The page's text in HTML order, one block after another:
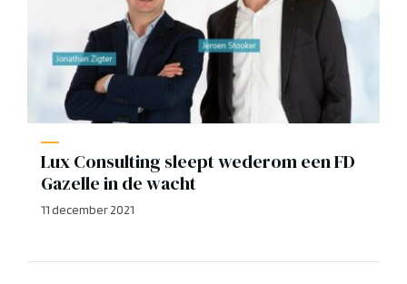
Lux Consulting sleept wederom een FD
Gazelle in de wacht
11 december 2021